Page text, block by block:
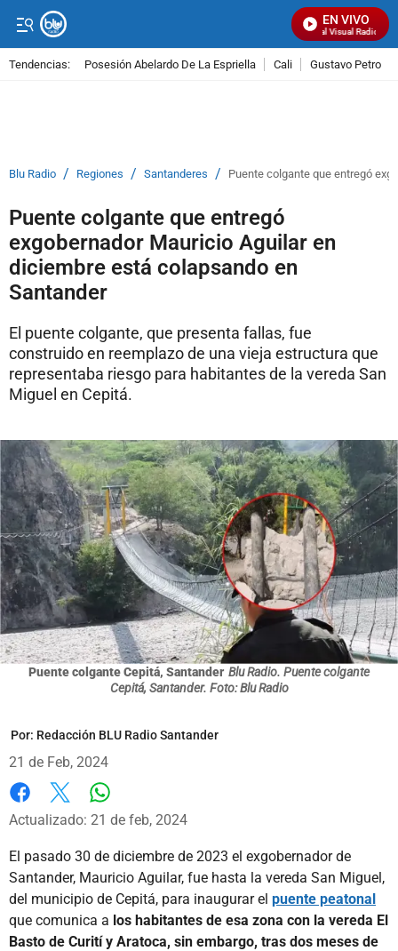
EN VIVO
Señal Visual Radio
Tendencias: Posesión Abelardo De La Espriella Cali Gustavo Petro
Blu Radio / Regiones / Santanderes / Puente colgante que entregó
Puente colgante que entregó
exgobernador Mauricio Aguilar en
diciembre está colapsando en
Santander
El puente colgante, que presenta fallas, fue
construido en reemplazo de una vieja estructura que
representaba riesgo para habitantes de la vereda San
Miguel en Cepitá.
Puente colgante Cepitá, Santander Blu Radio. Puente colgante
Cepitá, Santander. Foto: Blu Radio
Por: Redacción BLU Radio Santander
21 de Feb, 2024
Facebook
X
Actualizado: 21 de feb, 2024
El pasado 30 de diciembre de 2023 el exgobernador de
Santander, Mauricio Aguilar, fue hasta la vereda San Miguel,
del municipio de Cepitá, para inaugurar el puente peatonal
que comunica a los habitantes de esa zona con la vereda El
Basto de Curití y Aratoca, sin embargo, tras dos meses de